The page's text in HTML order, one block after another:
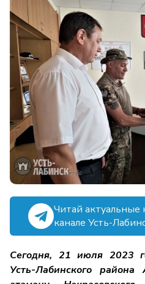
Читай актуальные
канале Усть-
Сегодня, 21 июля 2023
Усть-Лабинского